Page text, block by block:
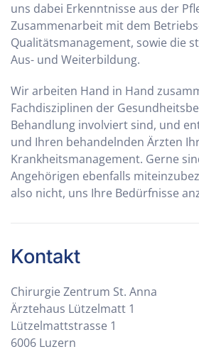
uns dabei Erkenntnisse aus der
Zusammenarbeit mit dem
Qualitätsmanagement, sowie die
Aus- und Weiterbildung.
Wir arbeiten Hand in Hand
Fachdisziplinen der
Behandlung involviert sind, und
und Ihren behandelnden Ärzten
Krankheitsmanagement. Gerne
Angehörigen ebenfalls
also nicht, uns Ihre Bedürfnisse
Kontakt
Chirurgie Zentrum St. Anna
Ärztehaus Lützelmatt 1
Lützelmattstrasse 1
6006 Luzern